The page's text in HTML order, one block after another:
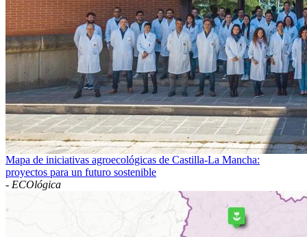
Mapa de iniciativas agroecológicas de Castilla-La Mancha:
proyectos para un futuro sostenible
- ECOlógica